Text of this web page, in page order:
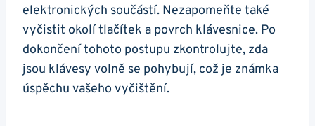
elektronických součástí. Nezapomeňte také
vyčistit okolí tlačítek a povrch ‍klávesnice. Po
dokončení tohoto postupu zkontrolujte, zda
jsou klávesy volně se pohybují, což je ​známka
úspěchu vašeho vyčištění.